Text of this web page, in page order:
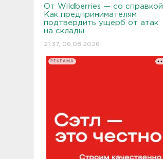
От Wildberries — со справкой.
Как предпринимателям
подтвердить ущерб от атак
на склады
21:37, 06.08.2026
РЕКЛАМА